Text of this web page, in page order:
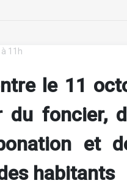
11h
le 11
du foncier,
et
habitants